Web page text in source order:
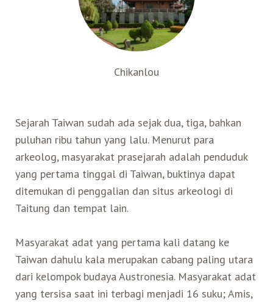
Chikanlou
Sejarah Taiwan sudah ada sejak dua, tiga, bahkan
puluhan ribu tahun yang lalu. Menurut para
arkeolog, masyarakat prasejarah adalah penduduk
yang pertama tinggal di Taiwan, buktinya dapat
ditemukan di penggalian dan situs arkeologi di
Taitung dan tempat lain.
Masyarakat adat yang pertama kali datang ke
Taiwan dahulu kala merupakan cabang paling utara
dari kelompok budaya Austronesia. Masyarakat adat
yang tersisa saat ini terbagi menjadi 16 suku; Amis,